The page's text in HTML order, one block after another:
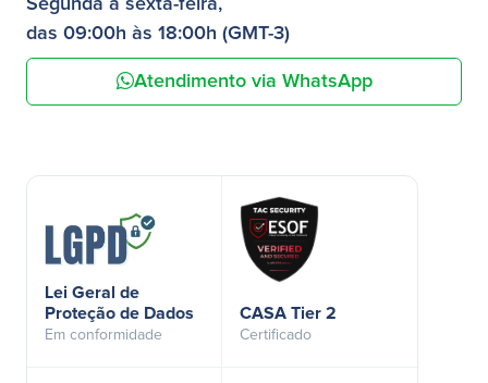
Segunda a sexta-feira,
das 09:00h às 18:00h (GMT-3)
Atendimento via WhatsApp
Lei Geral de
Proteção de Dados
Em conformidade
CASA Tier 2
Certificado